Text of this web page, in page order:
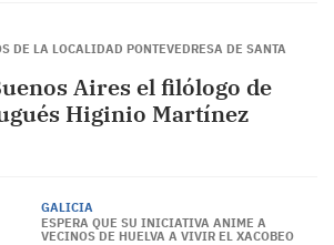
DE LA LOCALIDAD PONTEVEDRESA DE SANTA
Aires el filólogo de
Higinio Martínez
GALICIA
ESPERA QUE SU INICIATIVA ANIME A
VECINOS DE HUELVA A VIVIR EL XACOBEO